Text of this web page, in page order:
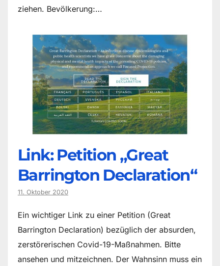
ziehen. Bevölkerung:…
Link: Petition „Great
Barrington Declaration“
11. Oktober 2020
Ein wichtiger Link zu einer Petition (Great
Barrington Declaration) bezüglich der absurden,
zerstörerischen Covid-19-Maßnahmen. Bitte
ansehen und mitzeichnen. Der Wahnsinn muss ein